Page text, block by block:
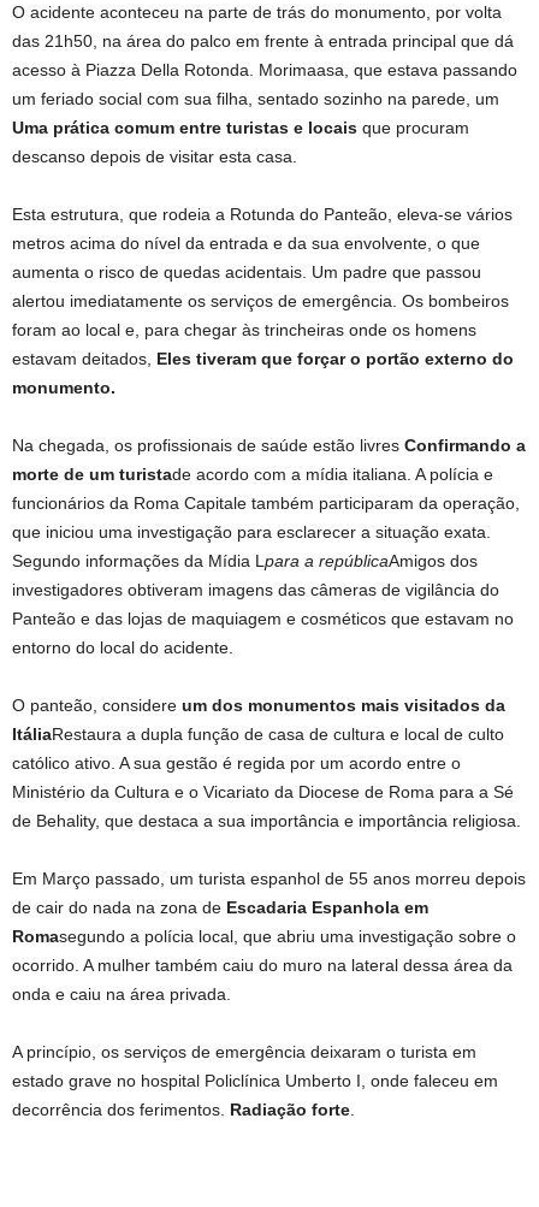
O acidente aconteceu na parte de trás do monumento, por volta
das 21h50, na área do palco em frente à entrada principal que dá
acesso à Piazza Della Rotonda. Morimaasa, que estava passando
um feriado social com sua filha, sentado sozinho na parede, um
Uma prática comum entre turistas e locais que procuram
descanso depois de visitar esta casa.
Esta estrutura, que rodeia a Rotunda do Panteão, eleva-se vários
metros acima do nível da entrada e da sua envolvente, o que
aumenta o risco de quedas acidentais. Um padre que passou
alertou imediatamente os serviços de emergência. Os bombeiros
foram ao local e, para chegar às trincheiras onde os homens
estavam deitados, Eles tiveram que forçar o portão externo do
monumento.
Na chegada, os profissionais de saúde estão livres Confirmando a
morte de um turistade acordo com a mídia italiana. A polícia e
funcionários da Roma Capitale também participaram da operação,
que iniciou uma investigação para esclarecer a situação exata.
Segundo informações da Mídia L para a repúblicaAmigos dos
investigadores obtiveram imagens das câmeras de vigilância do
Panteão e das lojas de maquiagem e cosméticos que estavam no
entorno do local do acidente.
O panteão, considere um dos monumentos mais visitados da
ItáliaRestaura a dupla função de casa de cultura e local de culto
católico ativo. A sua gestão é regida por um acordo entre o
Ministério da Cultura e o Vicariato da Diocese de Roma para a Sé
de Behality, que destaca a sua importância e importância religiosa.
Em Março passado, um turista espanhol de 55 anos morreu depois
de cair do nada na zona de Escadaria Espanhola em
Romasegundo a polícia local, que abriu uma investigação sobre o
ocorrido. A mulher também caiu do muro na lateral dessa área da
onda e caiu na área privada.
A princípio, os serviços de emergência deixaram o turista em
estado grave no hospital Policlínica Umberto I, onde faleceu em
decorrência dos ferimentos. Radiação forte